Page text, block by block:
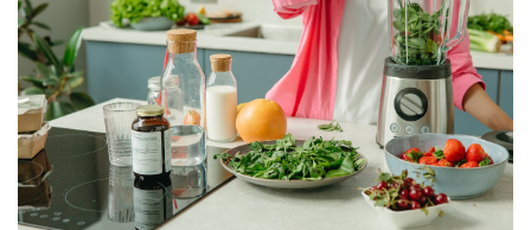
Curatenie si intretinere
Decoratiuni
Gradinarit
Hobby-uri creative
Iluminat & Electrice
Jaluzele
Kit-uri automatizari porti si usi
garaj